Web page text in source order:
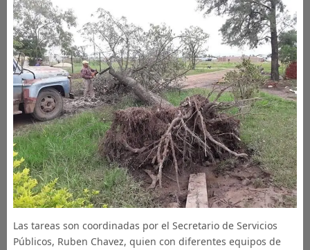
Las tareas son coordinadas por el Secretario de Servicios
Públicos, Ruben Chavez, quien con diferentes equipos de